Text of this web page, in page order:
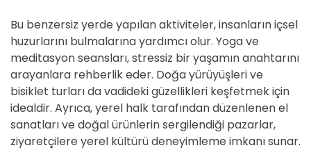
Bu benzersiz yerde yapılan aktiviteler, insanların içsel
huzurlarını bulmalarına yardımcı olur. Yoga ve
meditasyon seansları, stressiz bir yaşamın anahtarını
arayanlara rehberlik eder. Doğa yürüyüşleri ve
bisiklet turları da vadideki güzellikleri keşfetmek için
idealdir. Ayrıca, yerel halk tarafından düzenlenen el
sanatları ve doğal ürünlerin sergilendiği pazarlar,
ziyaretçilere yerel kültürü deneyimleme imkanı sunar.